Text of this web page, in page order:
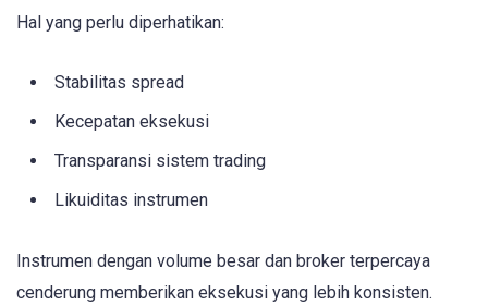
Hal yang perlu diperhatikan:
Stabilitas spread
Kecepatan eksekusi
Transparansi sistem trading
Likuiditas instrumen
Instrumen dengan volume besar dan broker terpercaya
cenderung memberikan eksekusi yang lebih konsisten.